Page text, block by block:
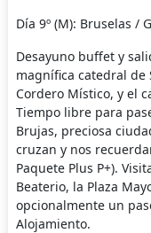
Día 9º (M): Bruselas /
Desayuno buffet y
magnífica catedral de
Cordero Místico, y el
Tiempo libre para
Brujas, preciosa
cruzan y nos
Paquete Plus P+).
Beaterio, la Plaza
opcionalmente un
Alojamiento.